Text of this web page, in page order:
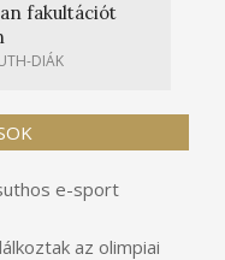
fakultációt
DIÁK
e-sport
az olimpiai